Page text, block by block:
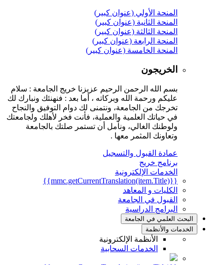
المنحة الأولي (عنوان كبير)
المنحة الثانية (عنوان كبير)
المنحة الثالثة (عنوان كبير)
المنحة الرابعة (عنوان كبير)
المنحة الخامسة (عنوان كبير)
الخريجون
بسم الله الرحمن الرحيم عزيزنا خريج الجامعة : سلام
عليكم ورحمة الله وبركاته ، أما بعد : فنهنئك ونبارك لك
تخرجك من الجامعة، ونتمنى لك دوام التوفيق والنجاح
في حياتك العلمية والعملية، فأنت فخر لأهلك ولجامعتك
ولوطنك الغالي، ونأمل أن تستمر صلتك بالجامعة
وتعاونك المثمر معها .
عمادة القبول والتسجيل
برنامج خريج
الخدمات الإلكترونية
{{mmc.getCurrentTranslation(item.Title)}}
الكليات و المعاهد
القبول في الجامعة
البرامج الدراسية
البحث العلمي في الجامعة
الخدمات والأنظمة
الأنظمة الإلكترونية
الخدمات السحابية